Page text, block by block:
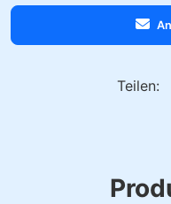
Teilen: